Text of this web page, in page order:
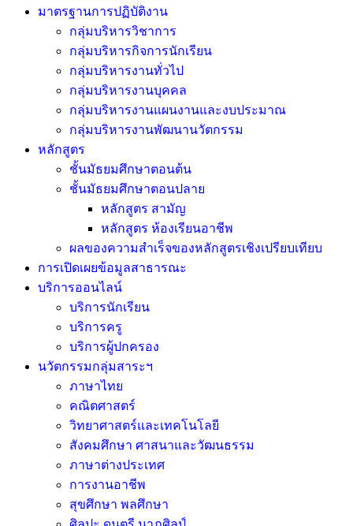
มาตรฐานการปฏิบัติงาน
กลุ่มบริหารวิชาการ
กลุ่มบริหารกิจการนักเรียน
กลุ่มบริหารงานทั่วไป
กลุ่มบริหารงานบุคคล
กลุ่มบริหารงานแผนงานและงบประมาณ
กลุ่มบริหารงานพัฒนานวัตกรรม
หลักสูตร
ชั้นมัธยมศึกษาตอนต้น
ชั้นมัธยมศึกษาตอนปลาย
หลักสูตร สามัญ
หลักสูตร ห้องเรียนอาชีพ
ผลของความสำเร็จของหลักสูตรเชิงเปรียบเทียบ
การเปิดเผยข้อมูลสาธารณะ
บริการออนไลน์
บริการนักเรียน
บริการครู
บริการผู้ปกครอง
นวัตกรรมกลุ่มสาระฯ
ภาษาไทย
คณิตศาสตร์
วิทยาศาสตร์และเทคโนโลยี
สังคมศึกษา ศาสนาและวัฒนธรรม
ภาษาต่างประเทศ
การงานอาชีพ
สุขศึกษา พลศึกษา